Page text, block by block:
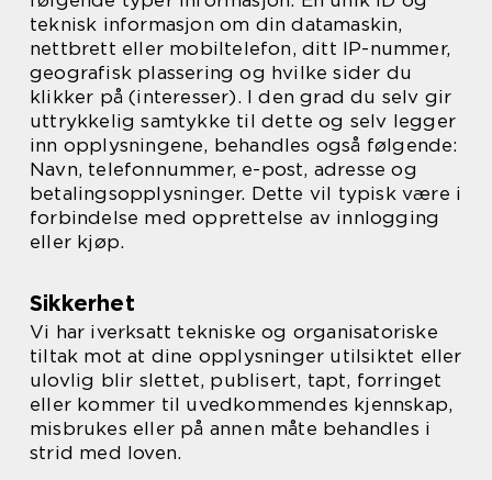
teknisk informasjon om din datamaskin,
nettbrett eller mobiltelefon, ditt IP-nummer,
geografisk plassering og hvilke sider du
klikker på (interesser). I den grad du selv gir
uttrykkelig samtykke til dette og selv legger
inn opplysningene, behandles også følgende:
Navn, telefonnummer, e-post, adresse og
betalingsopplysninger. Dette vil typisk være i
forbindelse med opprettelse av innlogging
eller kjøp.
Sikkerhet
Vi har iverksatt tekniske og organisatoriske
tiltak mot at dine opplysninger utilsiktet eller
ulovlig blir slettet, publisert, tapt, forringet
eller kommer til uvedkommendes kjennskap,
misbrukes eller på annen måte behandles i
strid med loven.